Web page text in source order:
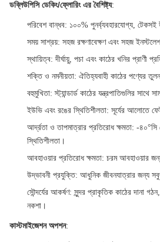
ডব্লিউপিসি ডেকিং/ফ্লোরিং এর বৈশিষ্ট্য:
পরিবেশ বান্ধব: ১০০% পুনর্ব্যবহারযোগ্য, টেকসই
সময় সাশ্রয়: সহজ রক্ষণাবেক্ষণ এবং সহজ
স্থায়িত্ব: দীর্ঘায়ু, পচা এবং কাঠের খনির প্রাণী
শক্তি ও নমনীয়তা: ঐতিহ্যবাহী কাঠের পণ্যের
বহুমুখিতা: স্ট্যান্ডার্ড কাঠের যন্ত্রপাতিগুলির সাথে
ইউভি এবং রঙের স্থিতিশীলতা: সূর্যের আলোতে
আর্দ্রতা ও তাপমাত্রার প্রতিরোধ ক্ষমতা: -৪০°সি
স্থিতিশীলতা।
আবহাওয়ার প্রতিরোধ ক্ষমতা: চরম আবহাওয়ার
উদ্ভাবনী প্রযুক্তি: আধুনিক জীবনযাত্রার জন্য
সৌন্দর্যের আকর্ষণ: সুন্দর প্রাকৃতিক কাঠের দানা
নকশা।
কাস্টমাইজেশন অপশন: